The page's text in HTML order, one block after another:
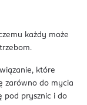
każdy może
które
zarówno do mycia
pod prysznic i do